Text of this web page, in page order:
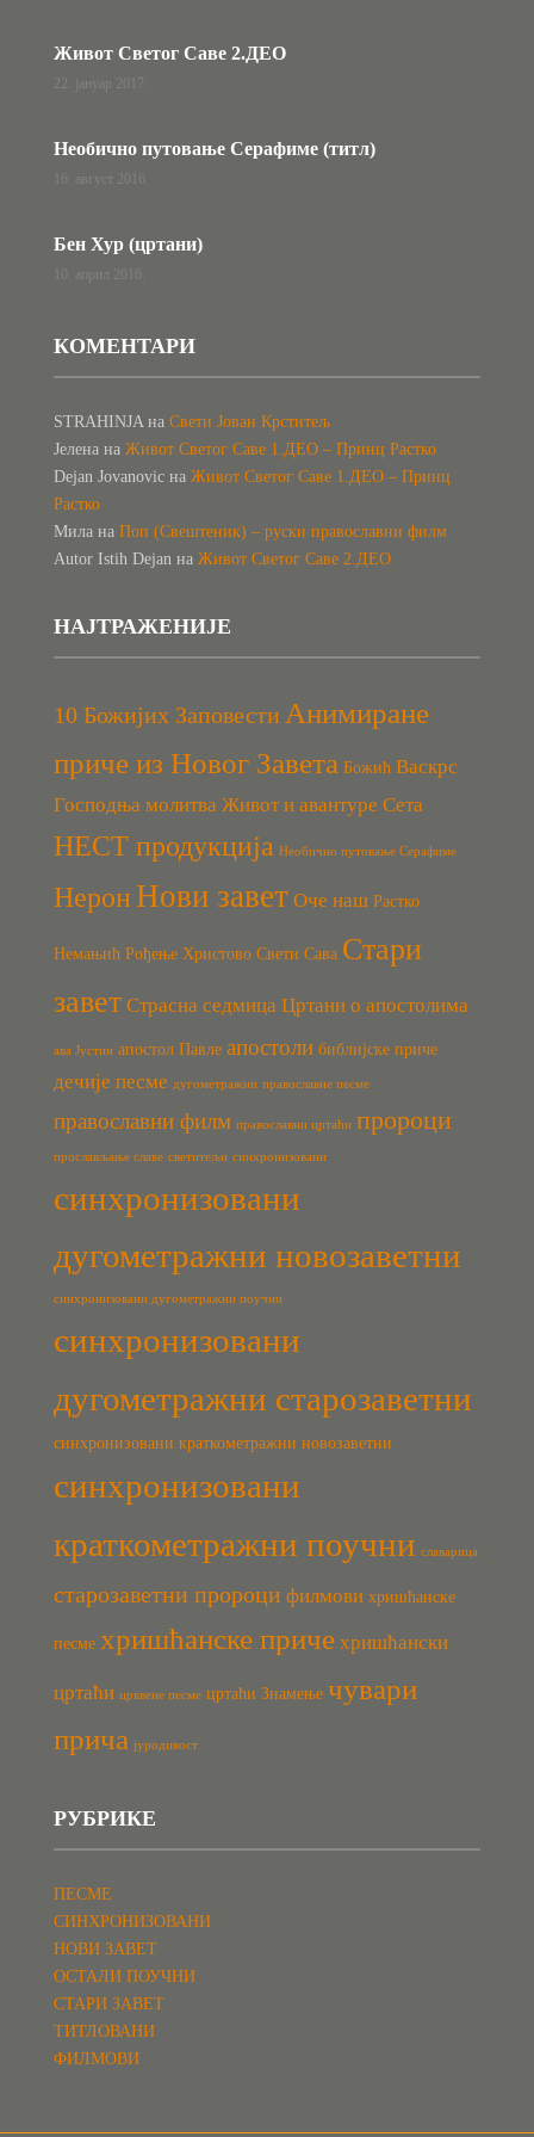
Живот Светог Саве 2.ДЕО
22. јануар 2017.
Необично путовање Серафиме (титл)
16. август 2016.
Бен Хур (цртани)
10. април 2016.
КОМЕНТАРИ
STRAHINJAна Свети Јован Крститељ
Јеленана Живот Светог Саве 1.ДЕО – Принц Растко
Dejan Jovanovicна Живот Светог Саве 1.ДЕО – Принц
Растко
Милана Поп (Свештеник) – руски православни филм
Autor Istih Dejanна Живот Светог Саве 2.ДЕО
НАЈТРАЖЕНИЈЕ
10 Божијих Заповести Анимиране
приче из Новог Завета Божић Васкрс
Господња молитва Живот и авантуре Сета
НЕСТ продукција Необично путовање Серафиме
Нерон Нови завет Оче наш Растко
Немањић Рођење Христово Свети Сава Стари
завет Страсна седмица Цртани о апостолима
ава Јустин апостол Павле апостоли библијске приче
дечије песме дугометражни православне песме
православни филм православни цртаћи пророци
прослављање славе светитељи синхронизовани
синхронизовани
дугометражни новозаветни
синхронизовани дугометражни поучни
синхронизовани
дугометражни старозаветни
синхронизовани краткометражни новозаветни
синхронизовани
краткометражни поучни славарица
старозаветни пророци филмови хришћанске
песме хришћанске приче хришћански
цртаћи црквене песме цртаћи Знамење чувари
прича јуродивост
РУБРИКЕ
ПЕСМЕ
СИНХРОНИЗОВАНИ
НОВИ ЗАВЕТ
ОСТАЛИ ПОУЧНИ
СТАРИ ЗАВЕТ
ТИТЛОВАНИ
ФИЛМОВИ